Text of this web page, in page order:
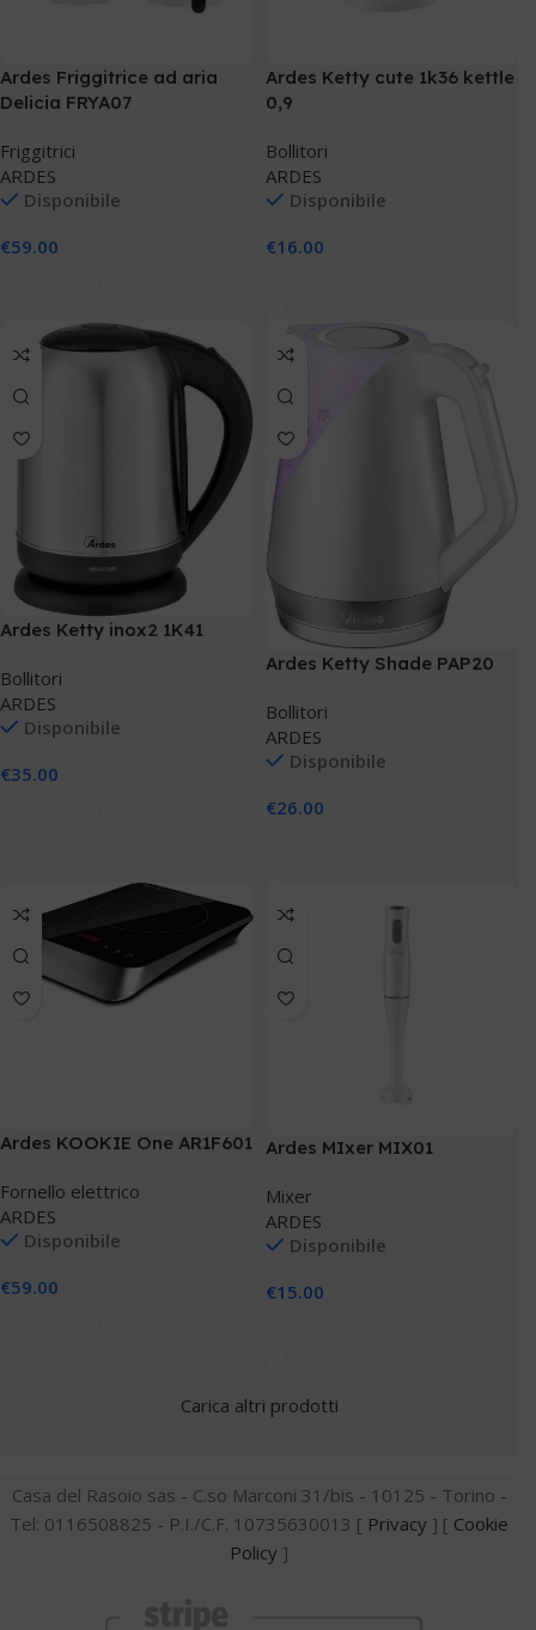
Ardes Friggitrice ad aria
Delicia FRYA07
Friggitrici
ARDES
Disponibile
€59.00
Ardes Ketty cute 1k36 kettle
0,9
Bollitori
ARDES
Disponibile
€16.00
Ardes Ketty inox2 1K41
Bollitori
ARDES
Disponibile
€35.00
Ardes Ketty Shade PAP20
Bollitori
ARDES
Disponibile
€26.00
Ardes KOOKIE One AR1F601
Fornello elettrico
ARDES
Disponibile
€59.00
Ardes MIxer MIX01
Mixer
ARDES
Disponibile
€15.00
Carica altri prodotti
Casa del Rasoio sas - C.so Marconi 31/bis - 10125 - Torino -
Tel: 0116508825 - P.I./C.F. 10735630013 [ Privacy ] [ Cookie
Policy ]